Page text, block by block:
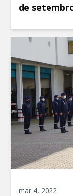
de
mar 4, 2022